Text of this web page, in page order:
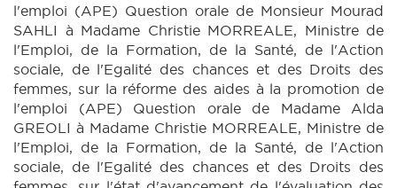
l'emploi (APE) Question orale de Monsieur Mourad
SAHLI à Madame Christie MORREALE, Ministre de
l'Emploi, de la Formation, de la Santé, de l'Action
sociale, de l'Egalité des chances et des Droits des
femmes, sur la réforme des aides à la promotion de
l'emploi (APE) Question orale de Madame Alda
GREOLI à Madame Christie MORREALE, Ministre de
l'Emploi, de la Formation, de la Santé, de l'Action
sociale, de l'Egalité des chances et des Droits des